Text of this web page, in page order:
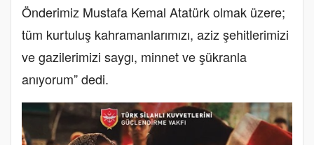
Önderimiz Mustafa Kemal Atatürk olmak üzere;
tüm kurtuluş kahramanlarımızı, aziz şehitlerimizi
ve gazilerimizi saygı, minnet ve şükranla
anıyorum” dedi.